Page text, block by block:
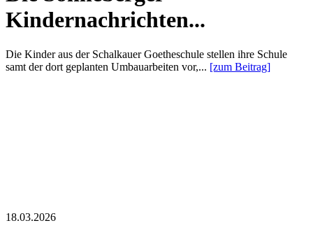
Kindernachrichten...
Die Kinder aus der Schalkauer Goetheschule stellen ihre Schule
samt der dort geplanten Umbauarbeiten vor,... [zum Beitrag]
18.03.2026